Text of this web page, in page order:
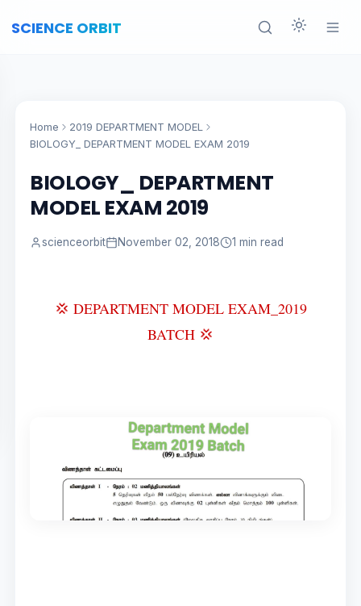
SCIENCE ORBIT
Home
2019 DEPARTMENT MODEL
BIOLOGY_ DEPARTMENT MODEL EXAM 2019
BIOLOGY_ DEPARTMENT
MODEL EXAM 2019
scienceorbit November 02, 2018 1 min read
💢 DEPARTMENT MODEL EXAM_2019
BATCH 💢